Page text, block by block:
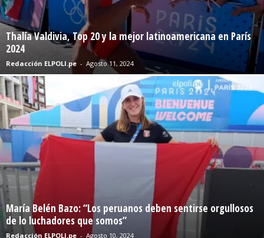
Thalía Valdivia, Top 20 y la mejor latinoamericana en París
2024
Redacción ELPOLI.pe - Agosto 11, 2024
María Belén Bazo: “Los peruanos deben sentirse orgullosos
de lo luchadores que somos”
Redacción ELPOLI.pe - Agosto 10, 2024